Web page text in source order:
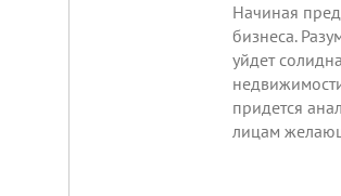
Начиная
бизнеса.
уйдет
придется
лицам